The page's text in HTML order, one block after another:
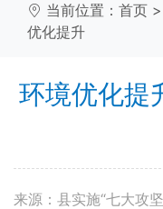
当前位置： 首页 >
优化提升
环境优化提
来源：县实施“七大攻